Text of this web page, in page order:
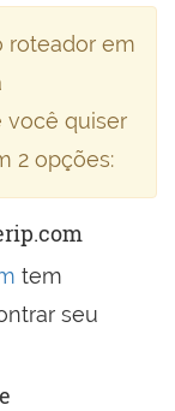
roteador em
você quiser
2 opções:
tem
seu